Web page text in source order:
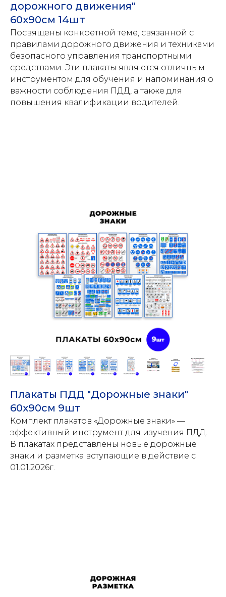
дорожного движения"
60х90см 14шт
Посвящены конкретной теме, связанной с
правилами дорожного движения и техниками
безопасного управления транспортными
средствами. Эти плакаты являются отличным
инструментом для обучения и напоминания о
важности соблюдения ПДД, а также для
повышения квалификации водителей.
Плакаты ПДД "Дорожные знаки"
60х90см 9шт
Комплект плакатов «Дорожные знаки» —
эффективный инструмент для изучения ПДД.
В плакатах представлены новые дорожные
знаки и разметка вступающие в действие с
01.01.2026г.